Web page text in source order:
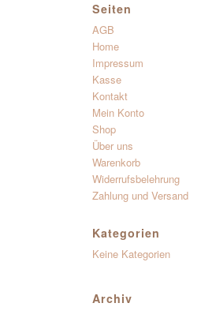
Seiten
AGB
Home
Impressum
Kasse
Kontakt
Mein Konto
Shop
Über uns
Warenkorb
Widerrufsbelehrung
Zahlung und Versand
Kategorien
Keine Kategorien
Archiv